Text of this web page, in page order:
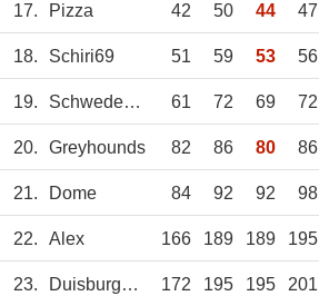
17. Pizza 42 50 44 47
18. Schiri69 51 59 53 56
19. Schwedenpinsel 61 72 69 72
20. Greyhounds 82 86 80 86
21. Dome 84 92 92 98
22. Alex 166 189 189 195
23. DuisburgVikings 172 195 195 201